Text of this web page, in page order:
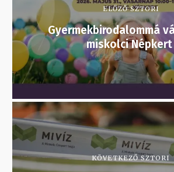
ELŐZŐ SZTORI
Gyermekbirodalommá
miskolci Népkert
KÖVETKEZŐ SZTORI